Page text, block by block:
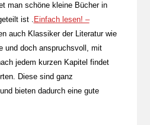
man schöne kleine Bücher in
ist . Einfach lesen! –
auch Klassiker der Literatur wie
und doch anspruchsvoll, mit
jedem kurzen Kapitel findet
Diese sind ganz
bieten dadurch eine gute